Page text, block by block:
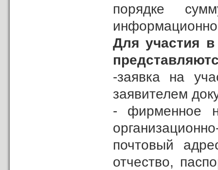
порядке
Для участия в
-заявка на
заявителем
- фирменное
почтовый
отчество,